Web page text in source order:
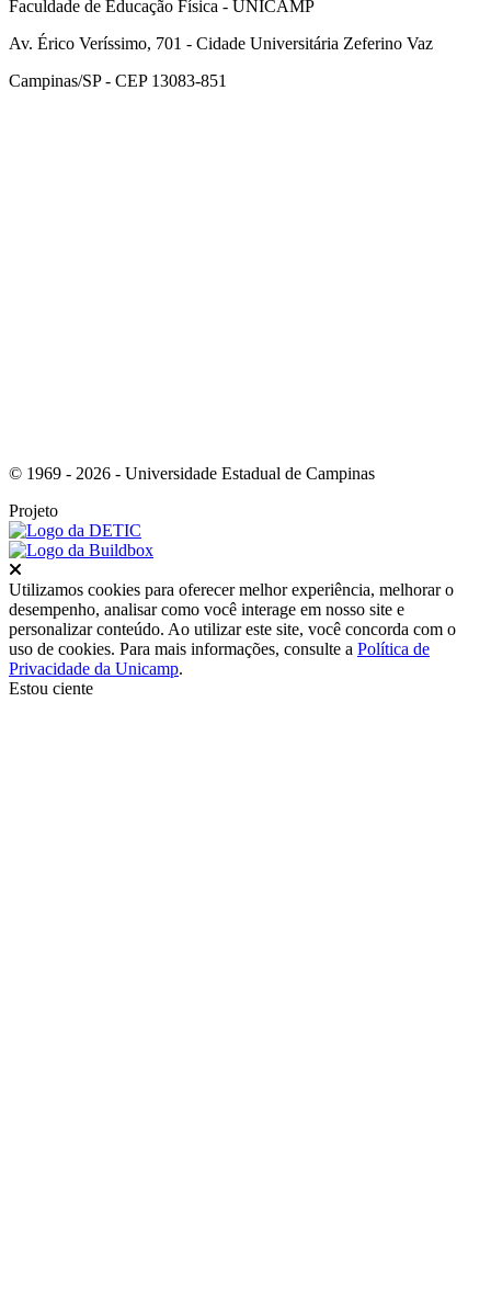
Faculdade de Educação Física - UNICAMP
Av. Érico Veríssimo, 701 - Cidade Universitária Zeferino Vaz
Campinas/SP - CEP 13083-851
© 1969 - 2026 - Universidade Estadual de Campinas
Projeto
Utilizamos cookies para oferecer melhor experiência, melhorar o
desempenho, analisar como você interage em nosso site e
personalizar conteúdo. Ao utilizar este site, você concorda com o
uso de cookies. Para mais informações, consulte a Política de
Privacidade da Unicamp.
Estou ciente